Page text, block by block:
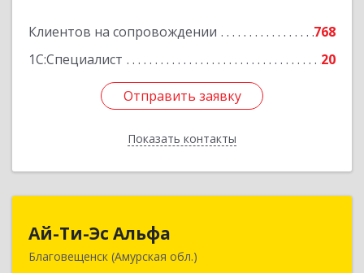
Клиентов на сопровождении
768
1С:Специалист
20
Отправить заявку
Показать контакты
Отправить заявку
Назад
Ай-Ти-Эс Альфа
Благовещенск (Амурская обл.)
675000, Амурская обл, Благовещенск г, Зейская